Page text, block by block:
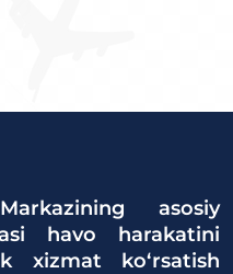
Markazining asosiy
havo harakatini
xizmat ko‘rsatish